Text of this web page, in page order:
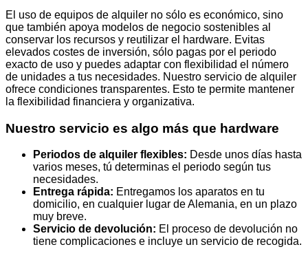
El uso de equipos de alquiler no sólo es económico, sino
que también apoya modelos de negocio sostenibles al
conservar los recursos y reutilizar el hardware. Evitas
elevados costes de inversión, sólo pagas por el periodo
exacto de uso y puedes adaptar con flexibilidad el número
de unidades a tus necesidades. Nuestro servicio de alquiler
ofrece condiciones transparentes. Esto te permite mantener
la flexibilidad financiera y organizativa.
Nuestro servicio es algo más que hardware
Periodos de alquiler flexibles: Desde unos días hasta
varios meses, tú determinas el periodo según tus
necesidades.
Entrega rápida: Entregamos los aparatos en tu
domicilio, en cualquier lugar de Alemania, en un plazo
muy breve.
Servicio de devolución: El proceso de devolución no
tiene complicaciones e incluye un servicio de recogida.